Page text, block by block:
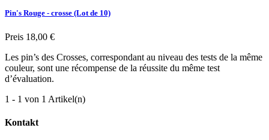
Pin's Rouge - crosse (Lot de 10)
Preis 18,00 €
Les pin’s des Crosses, correspondant au niveau des tests de la même
couleur, sont une récompense de la réussite du même test
d’évaluation.
1 - 1 von 1 Artikel(n)
Kontakt